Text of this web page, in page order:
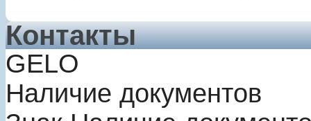
Контакты
GELO
Наличие документов